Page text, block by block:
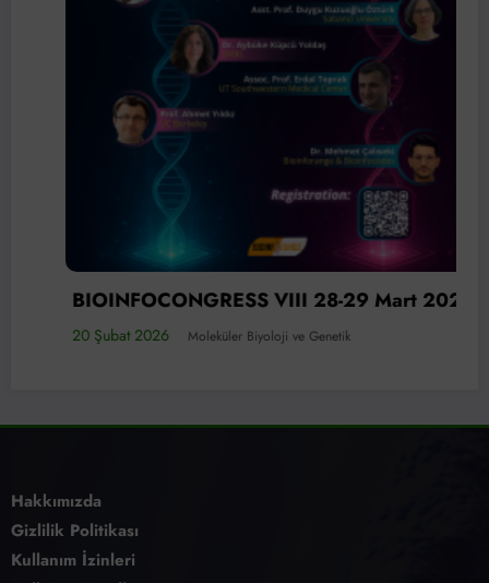
BIOINFOCONGRESS VIII 28-29 Mart 2026
20 Şubat 2026 Moleküler Biyoloji ve Genetik
Hakkımızda
Gizlilik Politikası
Kullanım İzinleri